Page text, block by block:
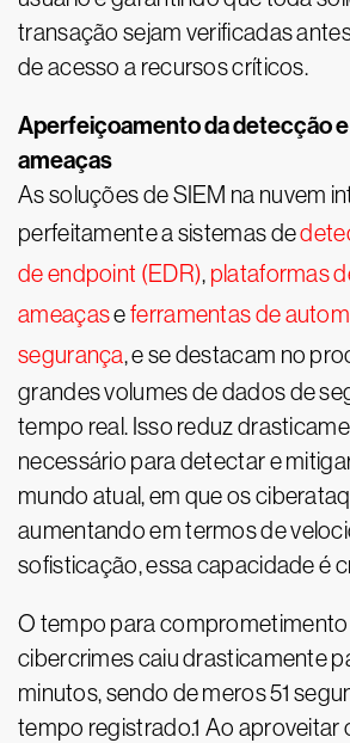
transação sejam verificadas
de acesso a recursos críticos.
Aperfeiçoamento da detecção
ameaças
As soluções de SIEM na nuvem
perfeitamente a sistemas de
de endpoint (EDR), plataformas
ameaçaseferramentas de
segurança, e se destacam no
grandes volumes de dados de
tempo real. Isso reduz
necessário para detectar e
mundo atual, em que os
aumentando em termos de
sofisticação, essa capacidade é
O tempo para
cibercrimes caiu drasticamente
minutos, sendo de meros 51
tempo registrado.1 Ao aproveitar